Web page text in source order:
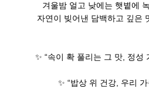
겨울밤 얼고 낮에는 햇볕에
자연이 빚어낸 담백하고 깊은
✨ “속이 확 풀리는 그 맛, 정성
✨ “밥상 위 건강, 우리